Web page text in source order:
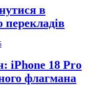
в
перекладів
iPhone 18 Pro
флагмана